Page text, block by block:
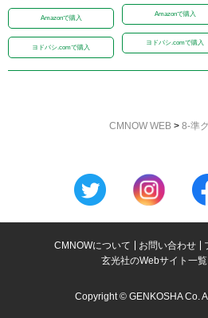
Amazonで購入
ヨドバシ.comで購入
Amazonで購入
ヨドバシ.comで購入
CMNOW WEB > 8-準
CMNOWについて お問い合わせ
玄光社のWebサイト一覧
Copyright © GENKOSHA Co.